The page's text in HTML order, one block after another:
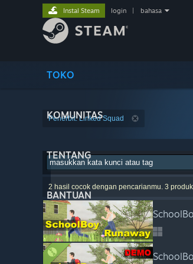
TOKO
KOMUNITAS
TENTANG
BANTUAN
Instal Steam login bahasa
Penerbit: Linked Squad
2 hasil cocok dengan pencarianmu. 3